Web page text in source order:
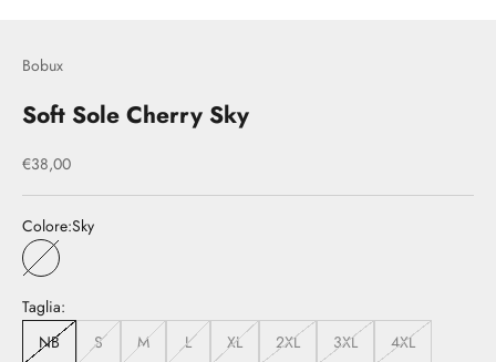
Bobux
Soft Sole Cherry Sky
Prezzo scontato
€38,00
Colore:Sky
Sky
Taglia:
NB
S M L XL 2XL 3XL 4XL